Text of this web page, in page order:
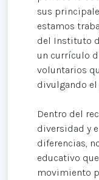
sus
estamos
del Instituto
un currículo
voluntarios
divulgando
Dentro del
diversidad y
diferencias,
educativo
movimiento